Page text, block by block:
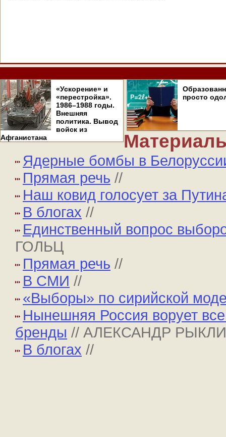
«Ускорение» и
«перестройка».
1986–1988 годы.
Внешняя
политика. Вывод
войск из
Афганистана
просто
Ядерные бомбы в
Прямая речь //
Наш ковид голосует за
В блогах //
Единственный вопрос
ГОЛЬЦ
Прямая речь //
В СМИ //
«Выборы» по сирийской
Нынешняя Россия ворует
бренды // АЛЕКСАНДР
В блогах //